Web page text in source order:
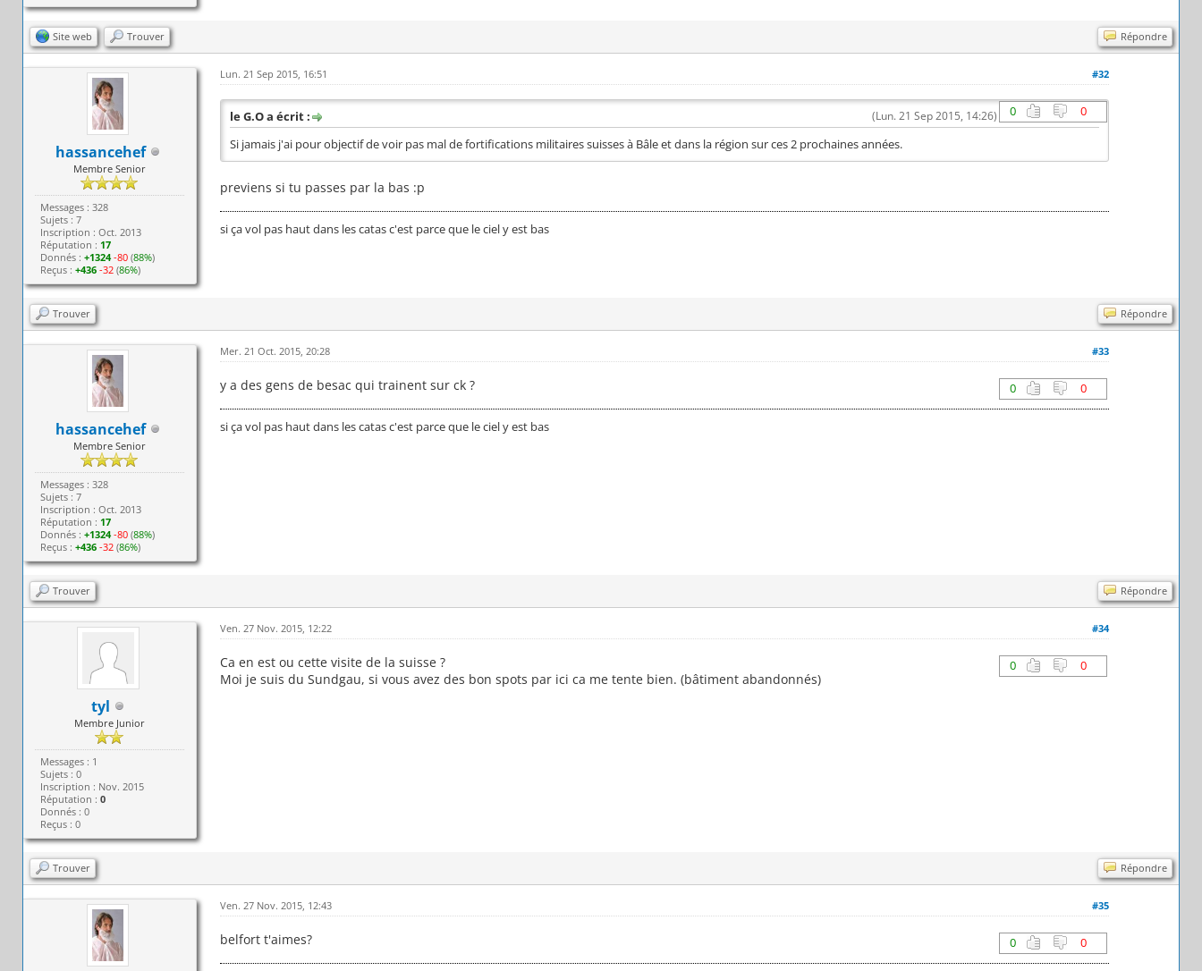
Site web Trouver Répondre
hassancehef
Membre Senior
Messages : 328
Sujets : 7
Inscription : Oct. 2013
Réputation : 17
Donnés : +1324 -80(88%)
Reçus : +436 -32(86%)
#32
Lun. 21 Sep 2015, 16:51
0 0
(Lun. 21 Sep 2015, 14:26)
le G.O a écrit :
Si jamais j'ai pour objectif de voir pas mal de fortifications militaires suisses à Bâle et dans la région sur ces 2 prochaines années.
previens si tu passes par la bas :p
si ça vol pas haut dans les catas c'est parce que le ciel y est bas
Trouver Répondre
hassancehef
Membre Senior
Messages : 328
Sujets : 7
Inscription : Oct. 2013
Réputation : 17
Donnés : +1324 -80(88%)
Reçus : +436 -32(86%)
#33
Mer. 21 Oct. 2015, 20:28
0 0
y a des gens de besac qui trainent sur ck ?
si ça vol pas haut dans les catas c'est parce que le ciel y est bas
Trouver Répondre
tyl
Membre Junior
Messages : 1
Sujets : 0
Inscription : Nov. 2015
Réputation : 0
Donnés : 0
Reçus : 0
#34
Ven. 27 Nov. 2015, 12:22
0 0
Ca en est ou cette visite de la suisse ?
Moi je suis du Sundgau, si vous avez des bon spots par ici ca me tente bien. (bâtiment abandonnés)
Trouver Répondre
#35
Ven. 27 Nov. 2015, 12:43
0 0
belfort t'aimes?